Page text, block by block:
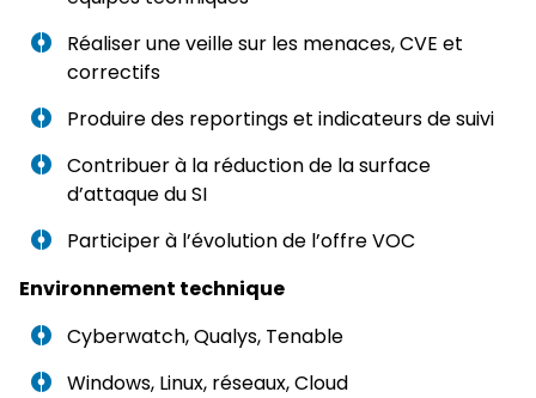
Réaliser une veille sur les menaces, CVE et
correctifs
Produire des reportings et indicateurs de suivi
Contribuer à la réduction de la surface
d’attaque du SI
Participer à l’évolution de l’offre VOC
Environnement technique
Cyberwatch, Qualys, Tenable
Windows, Linux, réseaux, Cloud